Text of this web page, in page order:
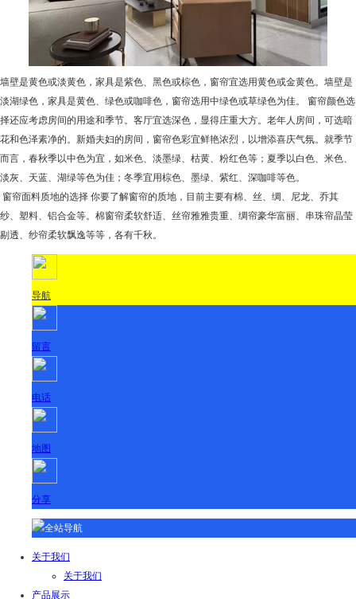
墙壁是黄色或淡黄色，家具是紫色、黑色或棕色，窗帘宜选用黄色或金黄色。墙壁是
淡湖绿色，家具是黄色、绿色或咖啡色，窗帘选用中绿色或草绿色为佳。 窗帘颜色选
择还应考虑房间的用途和季节。客厅宜选深色，显得庄重大方。老年人房间，可选暗
花和色泽素净的。新婚夫妇的房间，窗帘色彩宜鲜艳浓烈，以增添喜庆气氛。就季节
而言，春秋季以中色为宜，如米色、淡墨绿、枯黄、粉红色等；夏季以白色、米色、
淡灰、天蓝、湖绿等色为佳；冬季宜用棕色、墨绿、紫红、深咖啡等色。
窗帘面料质地的选择 你要了解窗帘的质地，目前主要有棉、丝、绸、尼龙、乔其
纱、塑料、铝合金等。棉窗帘柔软舒适、丝帘雅雅贵重、绸帘豪华富丽、串珠帘晶莹
剔透、纱帘柔软飘逸等等，各有千秋。
导航
留言
电话
地图
分享
全站导航
关于我们
关于我们
产品展示